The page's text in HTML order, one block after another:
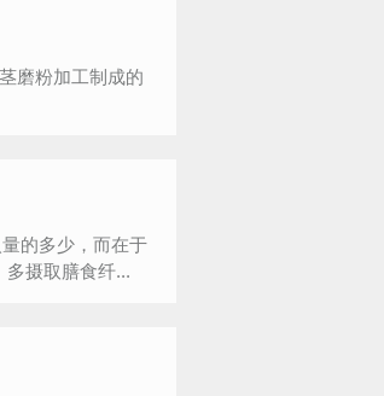
磨粉加工制成的
的多少，而在于
摄取膳食纤...